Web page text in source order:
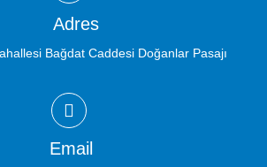
Adres
Bağdat Caddesi Doğanlar Pasajı
Email